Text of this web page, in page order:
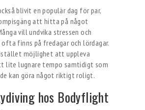
blivit en populär dag för par,
att hitta på något
vill undvika stressen och
finns på fredagar och lördagar.
istället möjlighet att uppleva
lite lugnare tempo samtidigt som
kan göra något riktigt roligt.
hos Bodyflight